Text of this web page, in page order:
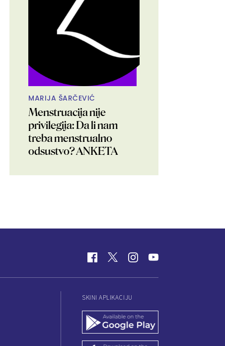
MARIJA ŠARČEVIĆ
Menstruacija nije
privilegija: Da li nam
treba menstrualno
odsustvo? ANKETA
SKINI APLIKACIJU